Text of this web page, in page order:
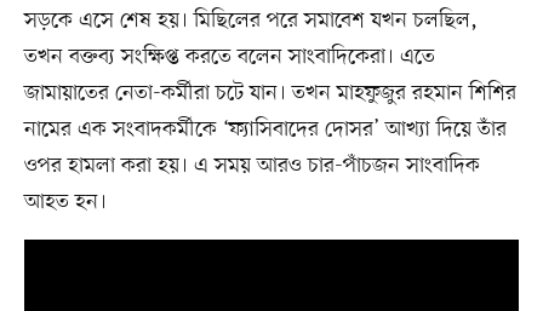
সড়কে এসে শেষ হয়। মিছিলের পরে সমাবেশ যখন চলছিল,
তখন বক্তব্য সংক্ষিপ্ত করতে বলেন সাংবাদিকেরা। এতে
জামায়াতের নেতা-কর্মীরা চটে যান। তখন মাহফুজুর রহমান শিশির
নামের এক সংবাদকর্মীকে ‘ফ্যাসিবাদের দোসর’ আখ্যা দিয়ে তাঁর
ওপর হামলা করা হয়। এ সময় আরও চার-পাঁচজন সাংবাদিক
আহত হন।